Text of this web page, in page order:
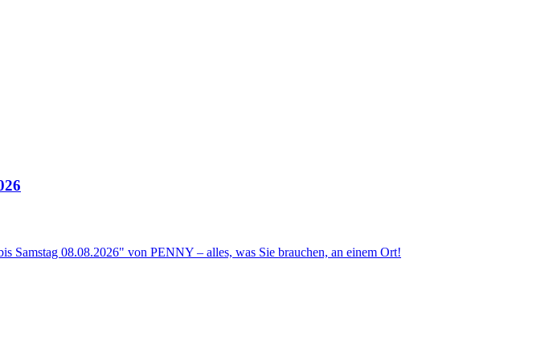
Samstag 08.08.2026" von PENNY – alles, was Sie brauchen, an einem Ort!